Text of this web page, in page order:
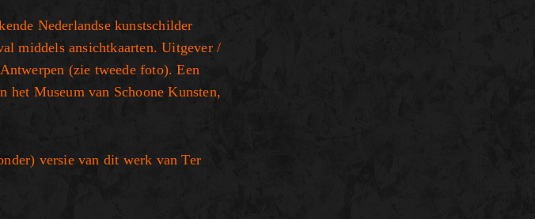
Nederlandse kunstschilder
middels ansichtkaarten. Uitgever /
(zie tweede foto). Een
Museum van Schoone Kunsten,
versie van dit werk van Ter